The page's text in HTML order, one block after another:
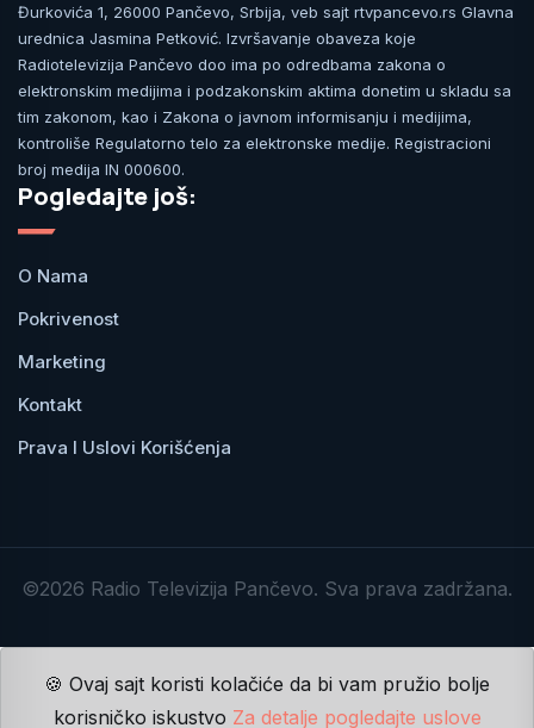
Đurkovića 1, 26000 Pančevo, Srbija, veb sajt rtvpancevo.rs Glavna
urednica Jasmina Petković. Izvršavanje obaveza koje
Radiotelevizija Pančevo doo ima po odredbama zakona o
elektronskim medijima i podzakonskim aktima donetim u skladu sa
tim zakonom, kao i Zakona o javnom informisanju i medijima,
kontroliše Regulatorno telo za elektronske medije. Registracioni
broj medija IN 000600.
Pogledajte još:
O Nama
Pokrivenost
Marketing
Kontakt
Prava I Uslovi Korišćenja
©2026 Radio Televizija Pančevo. Sva prava zadržana.
🍪 Ovaj sajt koristi kolačiće da bi vam pružio bolje
korisničko iskustvo Za detalje pogledajte uslove